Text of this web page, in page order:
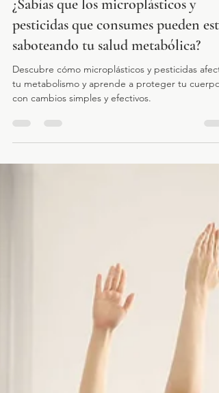
4 may 2025
2 min de lectura
¿Sabías que los microplásticos y
pesticidas que consumes pueden
saboteando tu salud metabólica?
Descubre cómo microplásticos y pesticidas
con cambios simples y efectivos.